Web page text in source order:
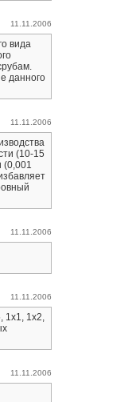
11.11.2006
вида
данного
11.11.2006
(10-15
(0,001
11.11.2006
11.11.2006
1х1, 1х2,
11.11.2006